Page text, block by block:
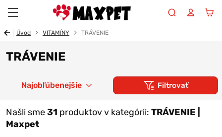
Úvod VITAMÍNY TRÁVENIE
TRÁVENIE
Filtrovať
Našli sme31 produktov v kategórii: TRÁVENIE |
Maxpet
Najobľúbenejšie